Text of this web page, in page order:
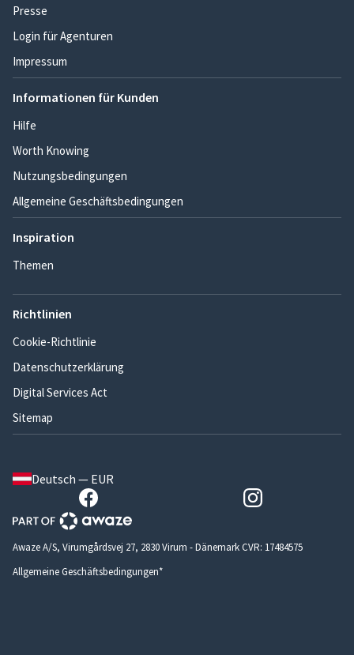
Presse
Login für Agenturen
Impressum
Informationen für Kunden
Hilfe
Worth Knowing
Nutzungsbedingungen
Allgemeine Geschäftsbedingungen
Inspiration
Themen
Richtlinien
Cookie-Richtlinie
Datenschutzerklärung
Digital Services Act
Sitemap
Deutsch — EUR
Awaze A/S, Virumgårdsvej 27, 2830 Virum - Dänemark CVR: 17484575
Allgemeine Geschäftsbedingungen*